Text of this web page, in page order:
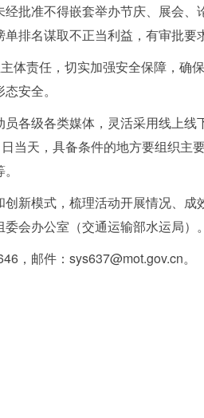
批准不得嵌套举办节庆、展会
排名谋取不正当利益，有审批要
主体责任，切实加强安全保障，确
安全。
各级各类媒体，灵活采用线上
当天，具备条件的地方要组织主
新模式，梳理活动开展情况、
会办公室（交通运输部水运局）。
，邮件：sys637@mot.gov.cn。